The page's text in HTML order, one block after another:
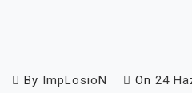
By ImpLosioN On 24